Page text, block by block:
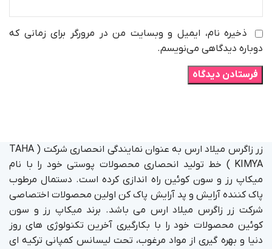
ذخیره نام، ایمیل و وبسایت من در مرورگر برای زمانی که
دوباره دیدگاهی می‌نویسم.
زر زاگرس میلاد ارس به عنوان نمایندگی انحصاری شرکت ( TAHA
KIMYA ) خط تولید انحصاری محصولات پوستی خود را با نام
میکاپ رز و سون کوئین راه اندازی کرده است. دستمال مرطوب
پاک کننده آرایش و پد آرایش پاک کن اولین محصولات اختصاصی
شرکت زر زاگرس میلاد ارس می باشد. برند میکاپ رز و سون
کوئین محصولات خود را با بکارگیری آخرین تکنولوژی های روز
دنیا و بهره گیری از مواد مرغوب، تحت لیسانس کمپانی ترکیه ای